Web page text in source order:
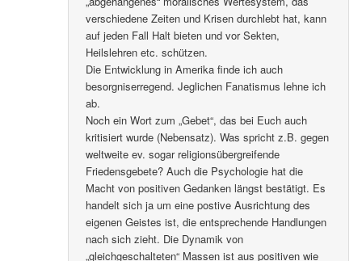
verschiedene Zeiten und Krisen durchlebt hat, kann
auf jeden Fall Halt bieten und vor Sekten,
Heilslehren etc. schützen.
Die Entwicklung in Amerika finde ich auch
besorgniserregend. Jeglichen Fanatismus lehne ich
ab.
Noch ein Wort zum „Gebet“, das bei Euch auch
kritisiert wurde (Nebensatz). Was spricht z.B. gegen
weltweite ev. sogar religionsübergreifende
Friedensgebete? Auch die Psychologie hat die
Macht von positiven Gedanken längst bestätigt. Es
handelt sich ja um eine postive Ausrichtung des
eigenen Geistes ist, die entsprechende Handlungen
nach sich zieht. Die Dynamik von
„gleichgeschalteten“ Massen ist aus positiven wie